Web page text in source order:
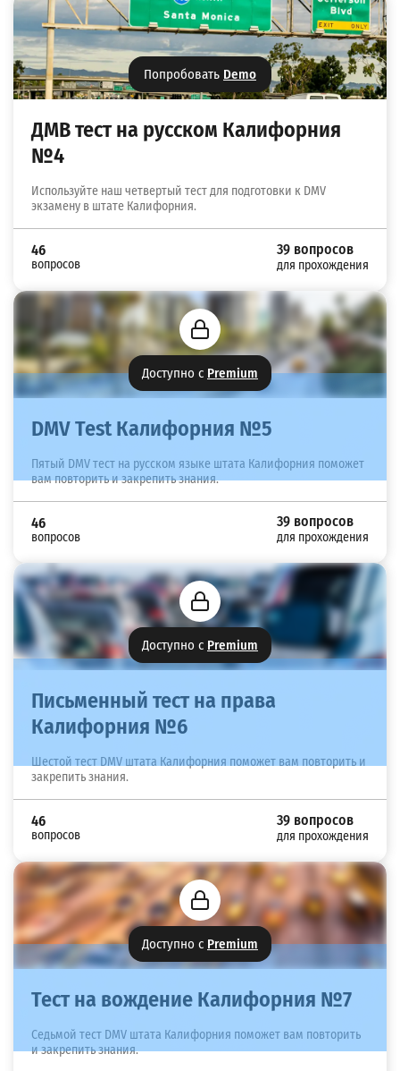
Попробовать Demo
ДМВ тест на русском Калифорния
№4
Используйте наш четвертый тест для подготовки к DMV
экзамену в штате Калифорния.
46
вопросов
39 вопросов
для прохождения
Доступно с Premium
DMV Test Калифорния №5
Пятый DMV тест на русском языке штата Калифорния поможет
вам повторить и закрепить знания.
46
вопросов
39 вопросов
для прохождения
Доступно с Premium
Письменный тест на права
Калифорния №6
Шестой тест DMV штата Калифорния поможет вам повторить и
закрепить знания.
46
вопросов
39 вопросов
для прохождения
Доступно с Premium
Тест на вождение Калифорния №7
Седьмой тест DMV штата Калифорния поможет вам повторить
и закрепить знания.